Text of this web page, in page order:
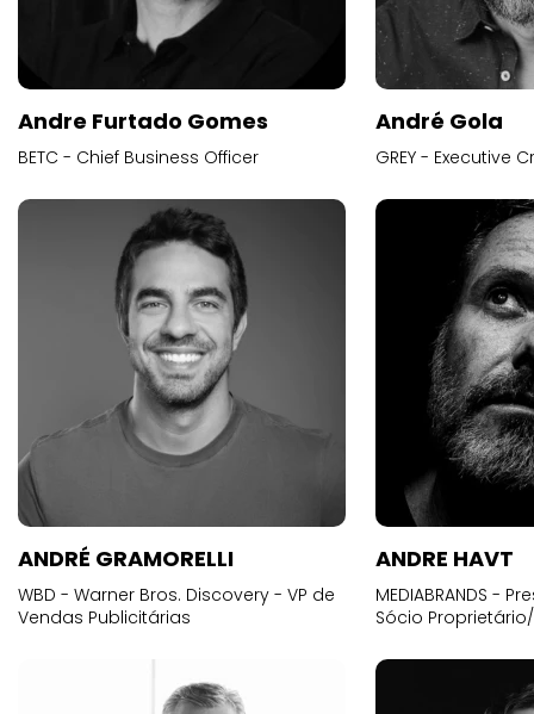
Andre Furtado Gomes
BETC - Chief Business Officer
André Gola
GREY - Executive
ANDRÉ GRAMORELLI
WBD - Warner Bros. Discovery - VP de
Vendas Publicitárias
ANDRE HAVT
MEDIABRANDS -
Sócio